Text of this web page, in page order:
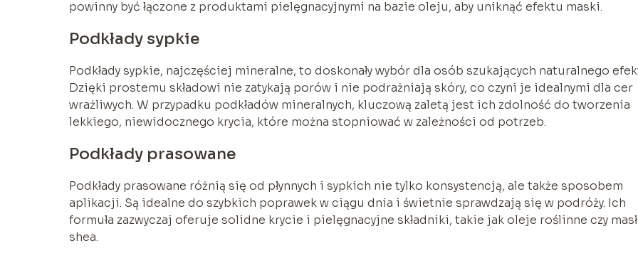
powinny być łączone z produktami pielęgnacyjnymi na bazie oleju, aby uniknąć efektu maski.
Podkłady sypkie
Podkłady sypkie, najczęściej mineralne, to doskonały wybór dla osób szukających naturalnego
Dzięki prostemu składowi nie zatykają porów i nie podrażniają skóry, co czyni je idealnymi dla cer
wrażliwych. W przypadku podkładów mineralnych, kluczową zaletą jest ich zdolność do tworzenia
lekkiego, niewidocznego krycia, które można stopniować w zależności od potrzeb.
Podkłady prasowane
Podkłady prasowane różnią się od płynnych i sypkich nie tylko konsystencją, ale także sposobem
aplikacji. Są idealne do szybkich poprawek w ciągu dnia i świetnie sprawdzają się w podróży. Ich
formuła zazwyczaj oferuje solidne krycie i pielęgnacyjne składniki, takie jak oleje roślinne czy
shea.